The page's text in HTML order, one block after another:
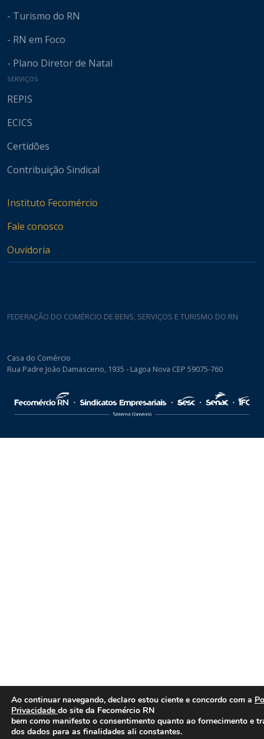
- Turismo do RN
- RN em Foco
- Plano Diretor de Natal
SERVIÇOS
REPIS
ECICS
Certidões
Contribuição Sindical
Instituto Fecomércio
Fale conosco
Ouvidoria
FEDERAÇÃO DO COMÉRCIO DE BENS, SERVIÇOS E TURISMO DO RN
Casa do Comércio
Rua Padre João Damasceno, 1935 - Lagoa Nova CEP 59075-760
Ao continuar navegando, declaro estou ciente e concordo com a
Privacidade do site da Fecomércio RN
bem como manifesto o consentimento quanto ao fornecimento e
dos dados para as finalidades ali constantes.